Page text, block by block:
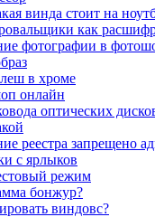
винда стоит на
как
фотографии в
в хроме
онлайн
оптических
реестра запрещено
с ярлыков
режим
бонжур?
виндовс?